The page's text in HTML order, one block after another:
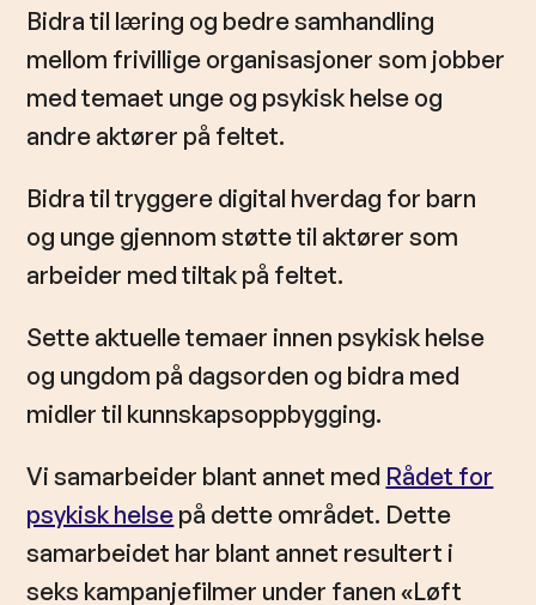
Bidra til læring og bedre samhandling
mellom frivillige organisasjoner som jobber
med temaet unge og psykisk helse og
andre aktører på feltet.
Bidra til tryggere digital hverdag for barn
og unge gjennom støtte til aktører som
arbeider med tiltak på feltet.
Sette aktuelle temaer innen psykisk helse
og ungdom på dagsorden og bidra med
midler til kunnskapsoppbygging.
Vi samarbeider blant annet med Rådet for
psykisk helse på dette området. Dette
samarbeidet har blant annet resultert i
seks kampanjefilmer under fanen «Løft